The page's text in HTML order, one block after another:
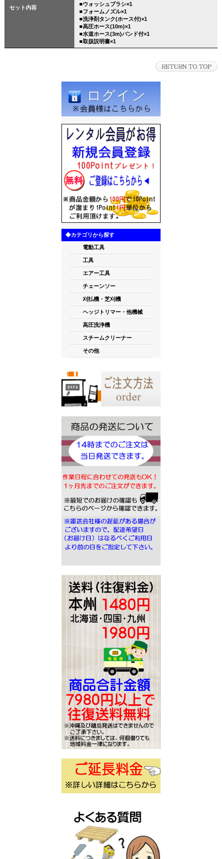
セット内容
■ウォッシュブラシ×1
■フォームノズル×1
■洗浄剤タンク(ホース付)×1
■高圧ホース(10m)×1
■水道ホース(3m)バンド付×1
■取扱説明書×1
◆カテゴリから探す
電動工具
工具
エアー工具
チェーンソー
刈払機・芝刈機
ヘッジトリマー・他機械
高圧洗浄機
スチームクリーナー
その他